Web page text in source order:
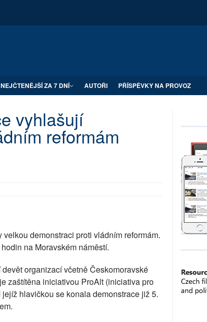
NEJČTENĚJŠÍ ZA 7 DNÍ AUTOŘI PŘÍSPĚVKY NA PROVOZ
vyhlašují
reformám
demonstraci proti vládním reformám.
na Moravském náměstí.
organizací včetně Českomoravské
zaštítěna iniciativou ProAlt (iniciativa pro
hlavičkou se konala demonstrace již 5.